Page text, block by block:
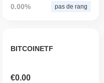
0.00% pas de rang
BITCOINETF
€0.00